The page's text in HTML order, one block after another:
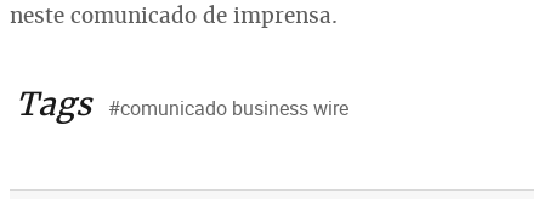
neste comunicado de imprensa.
Tags #comunicado business wire